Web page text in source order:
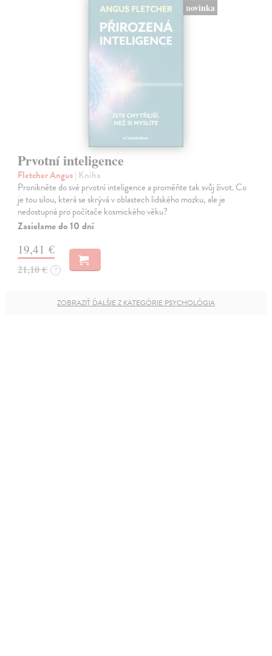
novinka
Prvotní inteligence
Fletcher Angus| Kniha
Pronikněte do své prvotní inteligence a proměňte tak svůj život. Co
je tou silou, která se skrývá v oblastech lidského mozku, ale je
nedostupná pro počítače kosmického věku?
Zasielame do 10 dní
19,41 €
21,10 € ?
ZOBRAZIŤ ĎALŠIE Z KATEGÓRIE PSYCHOLÓGIA